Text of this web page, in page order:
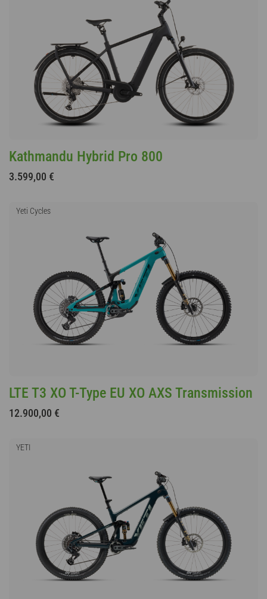
Kathmandu Hybrid Pro 800
3.599,00 €
LTE T3 XO T-Type EU XO AXS Transmission
Yeti Cycles
12.900,00 €
YETI